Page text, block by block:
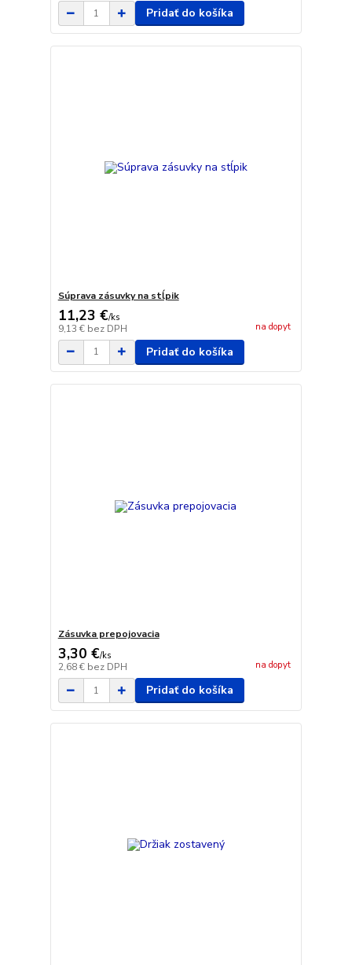
Pridať do košíka
Súprava zásuvky na stĺpik
11,23 €/ks
9,13 € bez DPH na dopyt
Pridať do košíka
Zásuvka prepojovacia
3,30 €/ks
2,68 € bez DPH na dopyt
Pridať do košíka